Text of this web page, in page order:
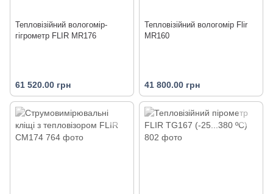
Тепловізійний вологомір-
гігрометр FLIR MR176
61 520.00 грн
Тепловізійний вологомір Flir
MR160
41 800.00 грн